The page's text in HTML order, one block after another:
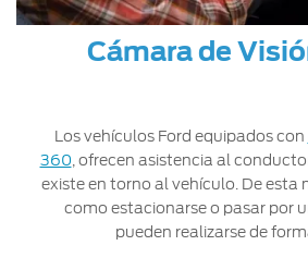
Cámara de
Los vehículos Ford equipados con
360 , ofrecen asistencia al
existe en torno al vehículo. De esta
como estacionarse o pasar por
pueden realizarse de